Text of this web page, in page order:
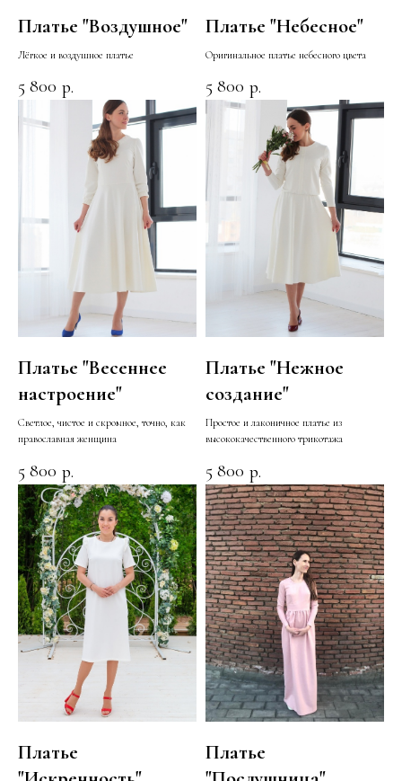
Платье "Воздушное"
Лёгкое и воздушное платье
5 800 р.
Платье "Небесное"
Оригинальное платье небесного цвета
5 800 р.
Платье "Весеннее
настроение"
Cветлое, чистое и скромное, точно, как
православная женщина
5 800 р.
Платье "Нежное
создание"
Простое и лаконичное платье из
высококачественного трикотажа
5 800 р.
Платье
Платье